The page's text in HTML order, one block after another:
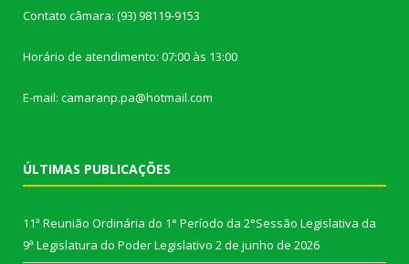
Contato câmara: (93) 98119-9153
Horário de atendimento: 07:00 às 13:00
E-mail: camaranp.pa@hotmail.com
ÚLTIMAS PUBLICAÇÕES
11ª Reunião Ordinária do 1° Período da 2°Sessão Legislativa da
9ª Legislatura do Poder Legislativo 2 de junho de 2026